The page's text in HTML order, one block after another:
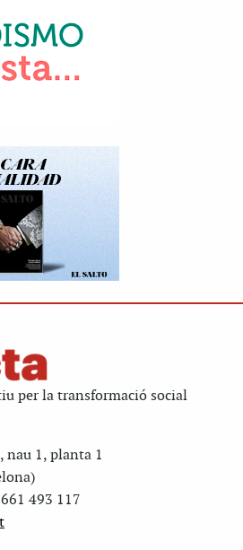
per la transformació social
nau 1, planta 1
493 117